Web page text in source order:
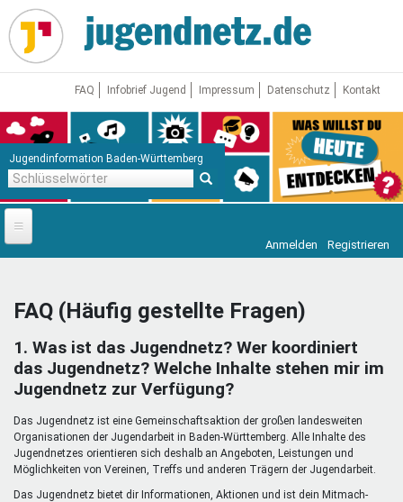
Direkt
zum
Inhalt
FAQ Infobrief Jugend Impressum Datenschutz Kontakt
Jugendinformation Baden-Württemberg
Startseite
Jugendnetz
Freizeit & Reisen
Mentoren & Projekte
Schule & Beruf
Vor Ort
Anmelden Registrieren
FAQ (Häufig gestellte Fragen)
1. Was ist das Jugendnetz? Wer koordiniert
das Jugendnetz? Welche Inhalte stehen mir im
Jugendnetz zur Verfügung?
Das Jugendnetz ist eine Gemeinschaftsaktion der großen landesweiten
Organisationen der Jugendarbeit in Baden-Württemberg. Alle Inhalte des
Jugendnetzes orientieren sich deshalb an Angeboten, Leistungen und
Möglichkeiten von Vereinen, Treffs und anderen Trägern der Jugendarbeit.
Das Jugendnetz bietet dir Informationen, Aktionen und ist dein Mitmach-